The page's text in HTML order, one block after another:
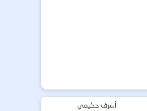
أشرف حكيمي